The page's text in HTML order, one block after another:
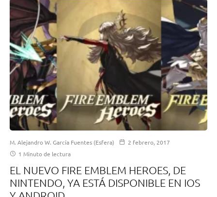
M. Alejandro W. García Fuentes (Esfera)
2 febrero, 2017
1 Minuto de lectura
EL NUEVO FIRE EMBLEM HEROES, DE
NINTENDO, YA ESTÁ DISPONIBLE EN IOS